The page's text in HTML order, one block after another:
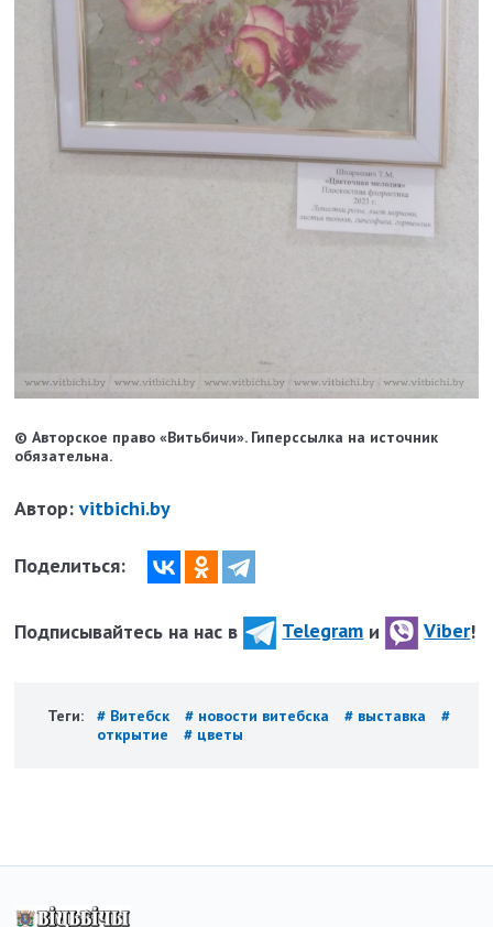
© Авторское право «Витьбичи». Гиперссылка на источник
обязательна.
Автор:vitbichi.by
Поделиться:
Подписывайтесь на нас в Telegram и Viber!
Теги: # Витебск # новости витебска # выставка
#
открытие
# цветы